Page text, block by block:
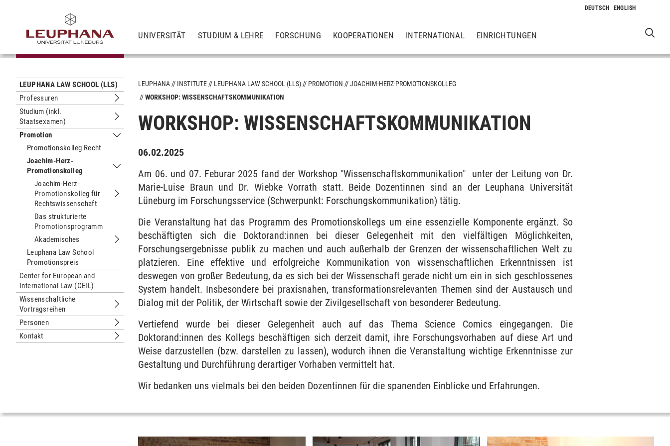
UNIVERSITÄT STUDIUM & LEHRE FORSCHUNG KOOPERATIONEN INTERNATIONAL EINRICHTUNGEN
LEUPHANA LAW SCHOOL (LLS)
Professuren
Untermenu Professuren
Studium (inkl.
Staatsexamen)
Untermenu Studium (inkl. Staatsexamen)
Promotion
Untermenu Promotion
Promotionskolleg Recht
Joachim-Herz-
Promotionskolleg
Untermenu Joachim-Herz-Promotionskolleg
Joachim-Herz-
Promotionskolleg für
Rechtswissenschaft
Untermenu Joachim-Herz-Promotionskolleg für Rechtswissenschaft
Das strukturierte
Promotionsprogramm
Akademisches
Untermenu Akademisches
Leuphana Law School
Promotionspreis
Center for European and
International Law (CEIL)
Wissenschaftliche
Vortragsreihen
Untermenu Wissenschaftliche Vortragsreihen
Personen
Untermenu Personen
Kontakt
Untermenu Kontakt
LEUPHANA INSTITUTE LEUPHANA LAW SCHOOL (LLS) PROMOTION
JOACHIM-HERZ-PROMOTIONSKOLLEG
WORKSHOP: WISSENSCHAFTSKOMMUNIKATION
WORKSHOP: WISSENSCHAFTSKOMMUNIKATION
06.02.2025
Am 06. und 07. Feburar 2025 fand der Workshop "Wissenschaftskommunikation" unter der Leitung von Dr.
Marie-Luise Braun und Dr. Wiebke Vorrath statt. Beide Dozentinnen sind an der Leuphana Universität
Lüneburg im Forschungsservice (Schwerpunkt: Forschungskommunikation) tätig.
Die Veranstaltung hat das Programm des Promotionskollegs um eine essenzielle Komponente ergänzt. So
beschäftigten sich die Doktorand:innen bei dieser Gelegenheit mit den vielfältigen Möglichkeiten,
Forschungsergebnisse publik zu machen und auch außerhalb der Grenzen der wissenschaftlichen Welt zu
platzieren. Eine effektive und erfolgreiche Kommunikation von wissenschaftlichen Erkenntnissen ist
deswegen von großer Bedeutung, da es sich bei der Wissenschaft gerade nicht um ein in sich geschlossenes
System handelt. Insbesondere bei praxisnahen, transformationsrelevanten Themen sind der Austausch und
Dialog mit der Politik, der Wirtschaft sowie der Zivilgesellschaft von besonderer Bedeutung.
Vertiefend wurde bei dieser Gelegenheit auch auf das Thema Science Comics eingegangen. Die
Doktorand:innen des Kollegs beschäftigen sich derzeit damit, ihre Forschungsvorhaben auf diese Art und
Weise darzustellen (bzw. darstellen zu lassen), wodurch ihnen die Veranstaltung wichtige Erkenntnisse zur
Gestaltung und Durchführung derartiger Vorhaben vermittelt hat.
Wir bedanken uns vielmals bei den beiden Dozentinnen für die spanenden Einblicke und Erfahrungen.